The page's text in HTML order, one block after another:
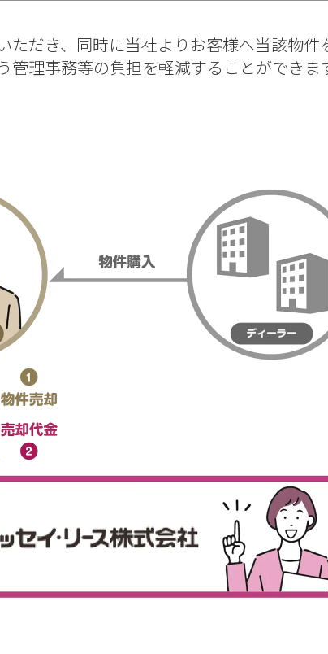
だき、同時に当社よりお客様へ当該物件
理事務等の負担を軽減することができま